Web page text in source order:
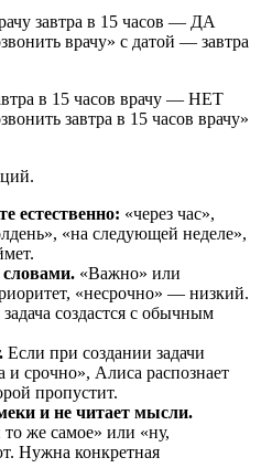
завтра в 15 часов — ДА
врачу» с датой — завтра
в 15 часов врачу — НЕТ
завтра в 15 часов врачу»
естественно: «через час»,
«на следующей неделе»,
«Важно» или
«несрочно» — низкий.
создастся с обычным
Если при создании задачи
и срочно», Алиса распознает
пропустит.
и не читает мысли.
же самое» или «ну,
Нужна конкретная